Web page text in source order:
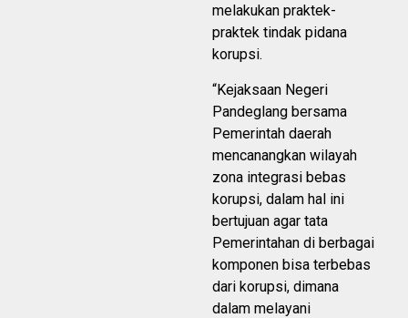
melakukan praktek-
praktek tindak pidana
korupsi.
“Kejaksaan Negeri
Pandeglang bersama
Pemerintah daerah
mencanangkan wilayah
zona integrasi bebas
korupsi, dalam hal ini
bertujuan agar tata
Pemerintahan di berbagai
komponen bisa terbebas
dari korupsi, dimana
dalam melayani